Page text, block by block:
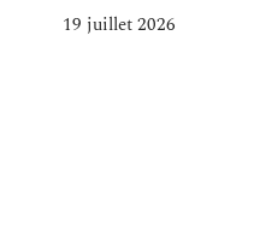
19 juillet 2026